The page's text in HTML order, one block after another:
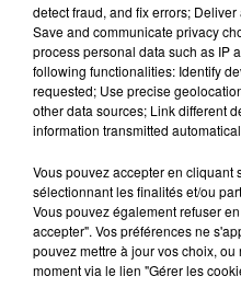
EN
LA RÉDACTION
RCA
detect fraud, and fix errors;
Save and communicate privacy
process personal data such as IP
following functionalities: Identify
requested; Use precise
other data sources; Link different
information transmitted
Vous pouvez accepter en cliquant
sélectionnant les finalités et/ou
Vous pouvez également refuser
accepter". Vos préférences ne
pouvez mettre à jour vos choix,
moment via le lien "Gérer les